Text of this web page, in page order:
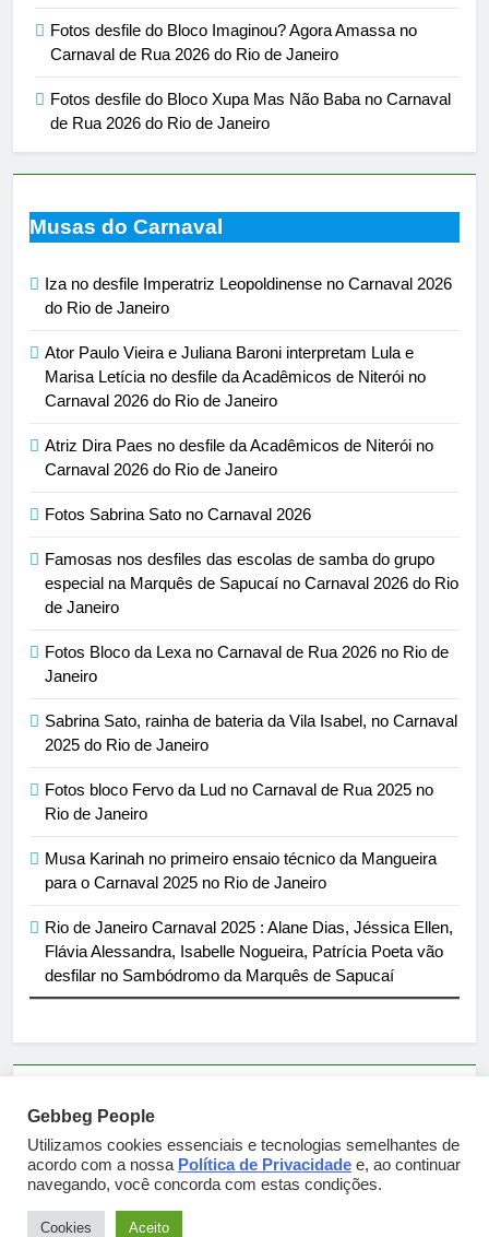
Fotos desfile do Bloco Imaginou? Agora Amassa no
Carnaval de Rua 2026 do Rio de Janeiro
Fotos desfile do Bloco Xupa Mas Não Baba no Carnaval
de Rua 2026 do Rio de Janeiro
Musas do Carnaval
Iza no desfile Imperatriz Leopoldinense no Carnaval 2026
do Rio de Janeiro
Ator Paulo Vieira e Juliana Baroni interpretam Lula e
Marisa Letícia no desfile da Acadêmicos de Niterói no
Carnaval 2026 do Rio de Janeiro
Atriz Dira Paes no desfile da Acadêmicos de Niterói no
Carnaval 2026 do Rio de Janeiro
Fotos Sabrina Sato no Carnaval 2026
Famosas nos desfiles das escolas de samba do grupo
especial na Marquês de Sapucaí no Carnaval 2026 do Rio
de Janeiro
Fotos Bloco da Lexa no Carnaval de Rua 2026 no Rio de
Janeiro
Sabrina Sato, rainha de bateria da Vila Isabel, no Carnaval
2025 do Rio de Janeiro
Fotos bloco Fervo da Lud no Carnaval de Rua 2025 no
Rio de Janeiro
Musa Karinah no primeiro ensaio técnico da Mangueira
para o Carnaval 2025 no Rio de Janeiro
Rio de Janeiro Carnaval 2025 : Alane Dias, Jéssica Ellen,
Flávia Alessandra, Isabelle Nogueira, Patrícia Poeta vão
desfilar no Sambódromo da Marquês de Sapucaí
sortimentos@yahoo.com.br
Gebbeg Powered ByBlazeThemes.
Gebbeg People
Utilizamos cookies essenciais e tecnologias semelhantes de
acordo com a nossa Política de Privacidade e, ao continuar
navegando, você concorda com estas condições.
Cookies Aceito